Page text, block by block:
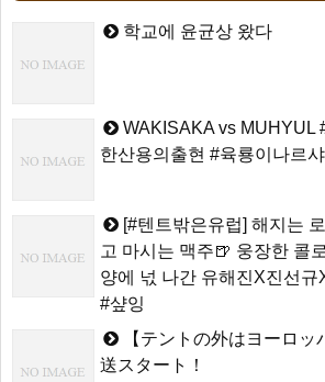
학교에 윤균상 왔다
WAKISAKA vs MUHYUL
한산용의출현 #육룡이나르샤
[#텐트밖은유럽] 해지는
고 마시는 맥주🍺 웅장한 콜
양에 넋 나간 유해진X진선규
#샾잉
【テントの外はヨーロ
送スタート！